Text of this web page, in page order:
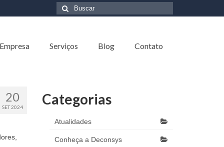
Buscar
Serviços Blog Contato
20
SET 2024 Categorias
Atualidades
Conheça a Deconsys